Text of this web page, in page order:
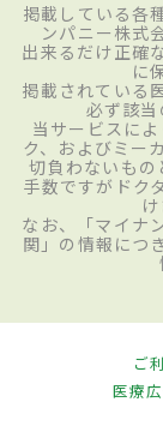
掲載している各
ンパニー株式
出来るだけ正確
に
掲載されている
必ず該当
当サービスに
ク、およびミー
切負わないもの
手数ですがドク
なお、「マイナ
関」の情報につ
ご
医療